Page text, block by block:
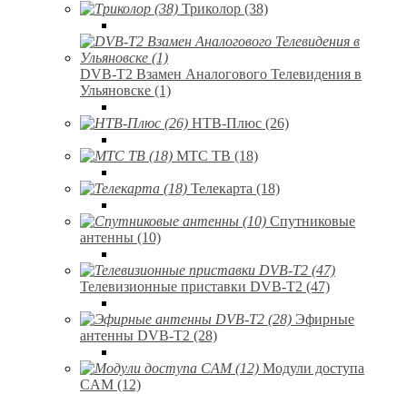
Триколор (38)
DVB-T2 Взамен Аналогового Телевидения в
Ульяновске (1)
НТВ-Плюс (26)
МТС ТВ (18)
Телекарта (18)
Спутниковые
антенны (10)
Телевизионные приставки DVB-T2 (47)
Эфирные
антенны DVB-T2 (28)
Модули доступа
CAM (12)